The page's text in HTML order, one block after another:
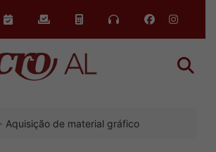
Aquisição de material gráfico